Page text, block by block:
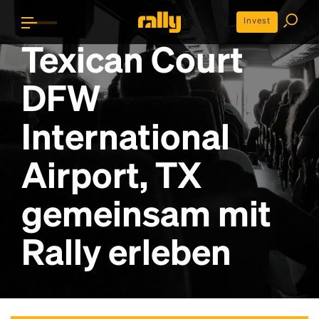
Invest
Texican Court
DFW
International
Airport, TX
gemeinsam mit
Rally erleben